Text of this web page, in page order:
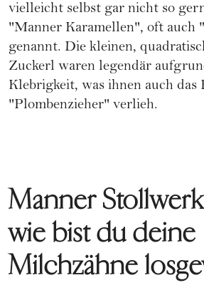
vielleicht selbst gar nicht so
"Manner Karamellen", oft auch
genannt. Die kleinen,
Zuckerl waren legendär
Klebrigkeit, was ihnen auch das
"Plombenzieher" verlieh.
Manner
wie bist du deine
Milchzähne